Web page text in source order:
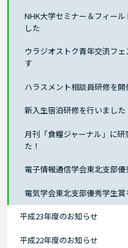
NHK大学セミナー＆フィー
した
ウラジオストク青年交流フ
す
ハラスメント相談員研修を開
新入生宿泊研修を行いまし
月刊「食糧ジャーナル」に
た！
電子情報通信学会東北支部
電気学会東北支部優秀学生賞
平成23年度のお知らせ
平成22年度のお知らせ